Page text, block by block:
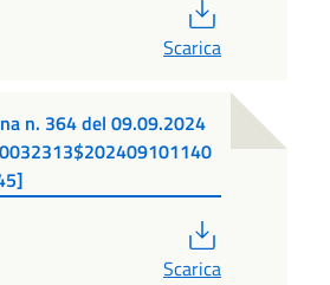
Scarica
n. 364 del 09.09.2024
Scarica